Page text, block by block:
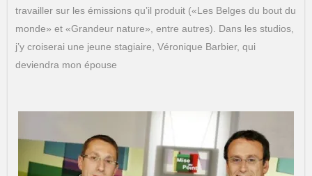
travailler sur les émissions qu’il produit («Les Belges du bout du
monde» et «Grandeur nature», entre autres). Dans les studios,
j’y croiserai une jeune stagiaire, Véronique Barbier, qui
deviendra mon épouse